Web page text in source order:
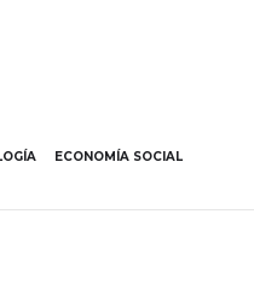
ECONOMÍA SOCIAL